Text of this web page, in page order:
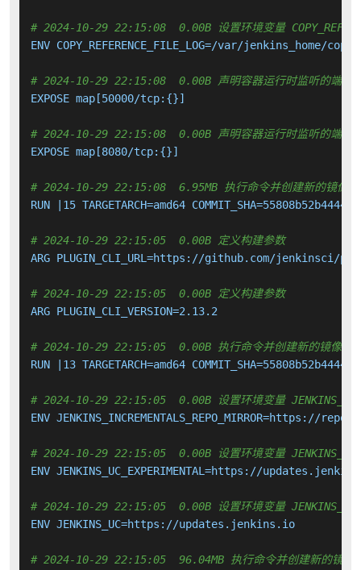
# 2024-10-29 22:15:08  0.00B 设置环境变量
ENV COPY_REFERENCE_FILE_LOG=/var/jenkins_home/
# 2024-10-29 22:15:08  0.00B 声明容器运行时监听的端口
EXPOSE map[50000/tcp:{}]
# 2024-10-29 22:15:08  0.00B 声明容器运行时监听的端口
EXPOSE map[8080/tcp:{}]
# 2024-10-29 22:15:08  6.95MB 执行命令并创建新的镜像层
RUN |15 TARGETARCH=amd64
# 2024-10-29 22:15:05  0.00B 定义构建参数
ARG PLUGIN_CLI_URL=https://github.com/
# 2024-10-29 22:15:05  0.00B 定义构建参数
ARG PLUGIN_CLI_VERSION=2.13.2
# 2024-10-29 22:15:05  0.00B 执行命令并创建新的镜像层
RUN |13 TARGETARCH=amd64
# 2024-10-29 22:15:05  0.00B 设置环境变量
ENV JENKINS_INCREMENTALS_REPO_MIRROR=https://
# 2024-10-29 22:15:05  0.00B 设置环境变量
ENV JENKINS_UC_EXPERIMENTAL=https://
# 2024-10-29 22:15:05  0.00B 设置环境变量 JENKINS_UC
ENV JENKINS_UC=https://updates.jenkins.io
# 2024-10-29 22:15:05  96.04MB 执行命令并创建新的镜像